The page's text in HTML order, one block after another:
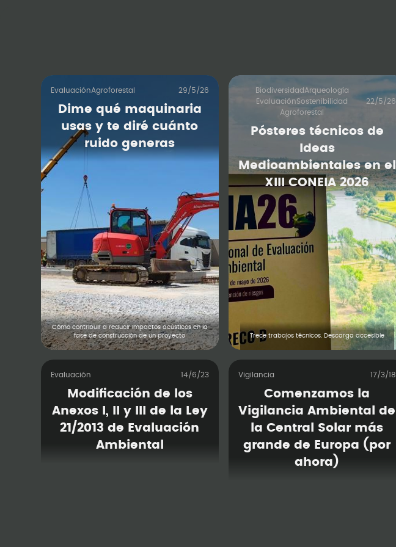
EvaluaciónAgroforestal 29/5/26
Dime qué maquinaria
usas y te diré cuánto
ruido generas
Cómo contribuir a reducir impactos acústicos en la
fase de construcción de un proyecto
Biodiversidad Arqueología
EvaluaciónSostenibilidad
Agroforestal
22/5/26
Pósteres técnicos de
Ideas
Medioambientales en el
XIII CONEIA 2026
Trece trabajos técnicos. Descarga accesible
Evaluación 14/6/23
Modificación de los
Anexos I, II y III de la Ley
21/2013 de Evaluación
Ambiental
Vigilancia 17/3/18
Comenzamos la
Vigilancia Ambiental de
la Central Solar más
grande de Europa (por
ahora)